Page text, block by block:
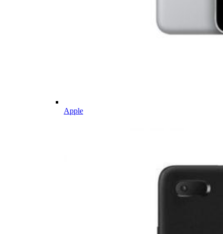
Apple